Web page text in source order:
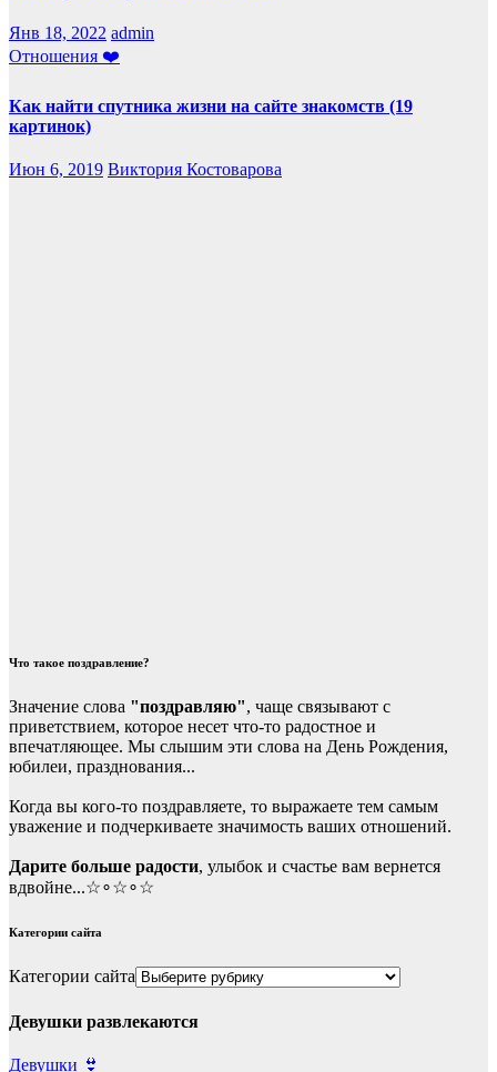
Янв 18, 2022 admin
Отношения ❤️
Как найти спутника жизни на сайте знакомств (19
картинок)
Июн 6, 2019 Виктория Костоварова
Что такое поздравление?
Значение слова "поздравляю", чаще связывают с
приветствием, которое несет что-то радостное и
впечатляющее. Мы слышим эти слова на День Рождения,
юбилеи, празднования...
Когда вы кого-то поздравляете, то выражаете тем самым
уважение и подчеркиваете значимость ваших отношений.
Дарите больше радости, улыбок и счастье вам вернется
вдвойне...☆∘☆∘☆
Категории сайта
Категории сайта
Девушки развлекаются
Девушки 👙